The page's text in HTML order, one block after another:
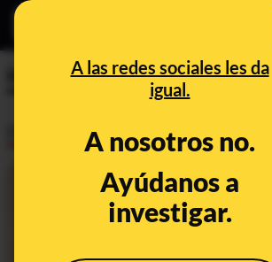
A las redes sociales les da
igual.
A nosotros no.
Ayúdanos a
investigar.
inteligencia artificial